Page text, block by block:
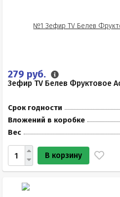
279 руб.
Зефир TV Белев Фруктовое
Срок годности
Вложений в коробке
Вес
В корзину